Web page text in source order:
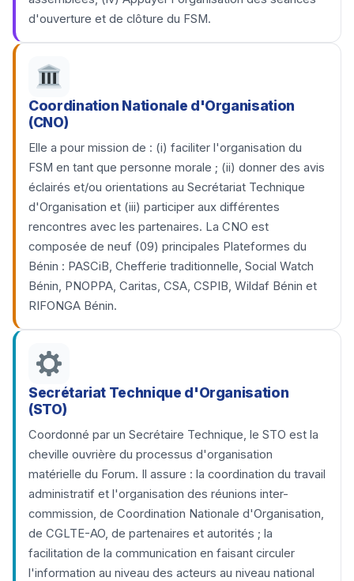
d'ouverture et de clôture du FSM.
Coordination Nationale d'Organisation
(CNO)
Elle a pour mission de : (i) faciliter l'organisation du
FSM en tant que personne morale ; (ii) donner des avis
éclairés et/ou orientations au Secrétariat Technique
d'Organisation et (iii) participer aux différentes
rencontres avec les partenaires. La CNO est
composée de neuf (09) principales Plateformes du
Bénin : PASCiB, Chefferie traditionnelle, Social Watch
Bénin, PNOPPA, Caritas, CSA, CSPIB, Wildaf Bénin et
RIFONGA Bénin.
Secrétariat Technique d'Organisation
(STO)
Coordonné par un Secrétaire Technique, le STO est la
cheville ouvrière du processus d'organisation
matérielle du Forum. Il assure : la coordination du travail
administratif et l'organisation des réunions inter-
commission, de Coordination Nationale d'Organisation,
de CGLTE-AO, de partenaires et autorités ; la
facilitation de la communication en faisant circuler
l'information au niveau des acteurs au niveau national